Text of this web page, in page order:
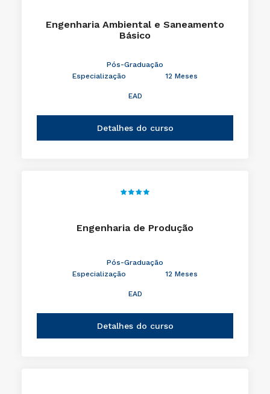
Engenharia Ambiental e Saneamento
Básico
Pós-Graduação
Especialização
12 Meses
EAD
Detalhes do curso
Engenharia de Produção
Pós-Graduação
Especialização
12 Meses
EAD
Detalhes do curso